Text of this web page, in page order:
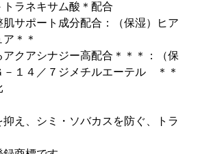
ラネキサム酸＊配合
肌サポート成分配合：（保湿）ヒア
＊＊
クアシナジー高配合＊＊＊：（保
－１４／７ジメチルエーテル ＊＊
抑え、シミ・ソバカスを防ぐ、トラ